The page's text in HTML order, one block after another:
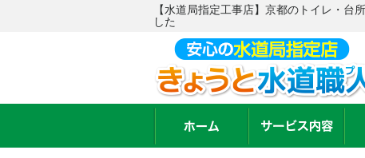
【水道局指定工事店】京都のトイレ・
した